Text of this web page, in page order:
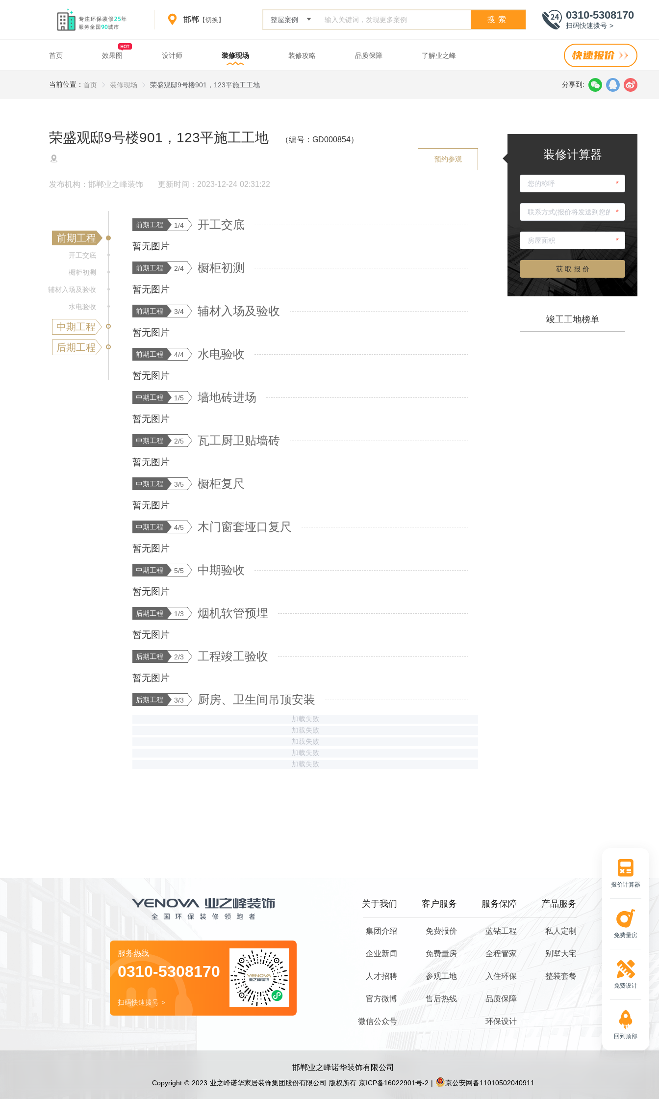
邯郸 【切换】 搜索 0310-5308170
扫码快速拨号 >
首页 效果图 设计师 装修现场 装修攻略 品质保障 了解业之峰
Fabricatingyard detail 854
邯郸装修服务
邯郸装修案例与设计参考
当前位置： 首页 装修现场 荣盛观邸9号楼901，123平施工工地 分享到:
荣盛观邸9号楼901，123平施工工地 （编号：GD000854）
发布机构：邯郸业之峰装饰 更新时间：2023-12-24 02:31:22
预约参观
前期工程 1/4 开工交底
暂无图片
前期工程 2/4 橱柜初测
暂无图片
前期工程 3/4 辅材入场及验收
暂无图片
前期工程 4/4 水电验收
暂无图片
中期工程 1/5 墙地砖进场
暂无图片
中期工程 2/5 瓦工厨卫贴墙砖
暂无图片
中期工程 3/5 橱柜复尺
暂无图片
中期工程 4/5 木门窗套垭口复尺
暂无图片
中期工程 5/5 中期验收
暂无图片
后期工程 1/3 烟机软管预埋
暂无图片
后期工程 2/3 工程竣工验收
暂无图片
后期工程 3/3 厨房、卫生间吊顶安装
加载失败
加载失败
加载失败
加载失败
加载失败
装修计算器
*
*
*
获 取 报 价
竣工工地榜单
前期工程
开工交底
橱柜初测
辅材入场及验收
水电验收
中期工程
后期工程
服务热线
0310-5308170
扫码快速拨号 >
关于我们
集团介绍
企业新闻
人才招聘
官方微博
微信公众号
客户服务
免费报价
免费量房
参观工地
售后热线
服务保障
蓝钻工程
全程管家
入住环保
品质保障
环保设计
产品服务
私人定制
别墅大宅
整装套餐
邯郸业之峰诺华装饰有限公司
Copyright © 2023 业之峰诺华家居装饰集团股份有限公司 版权所有 京ICP备16022901号-2 | 京公安网备11010502040911
报价计算器
免费量房
免费设计
回到顶部